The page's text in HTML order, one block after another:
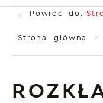
Powróć do:
Strona główna